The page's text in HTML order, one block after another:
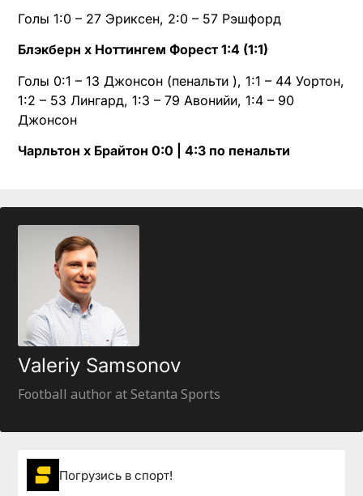
Голы 1:0 – 27 Эриксен, 2:0 – 57 Рэшфорд
Блэкберн х Ноттингем Форест 1:4 (1:1)
Голы 0:1 – 13 Джонсон (пенальти ), 1:1 – 44 Уортон,
1:2 – 53 Лингард, 1:3 – 79 Авонийи, 1:4 – 90
Джонсон
Чарльтон х Брайтон 0:0 | 4:3 по пенальти
Valeriy Samsonov
Football author at Setanta Sports
Погрузиcь в спорт!